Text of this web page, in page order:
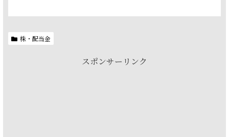
株・配当金
スポンサーリンク